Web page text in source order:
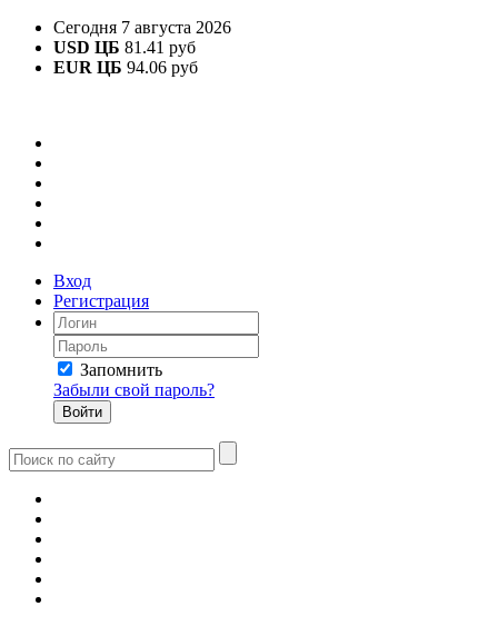
Сегодня 7 августа 2026
USD ЦБ 81.41 руб
EUR ЦБ 94.06 руб
Вход
Регистрация
Запомнить
Забыли свой пароль?